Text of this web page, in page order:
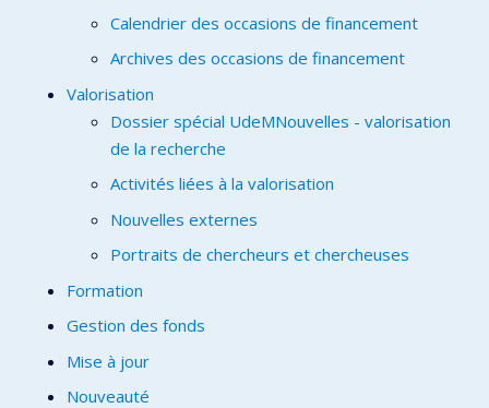
Calendrier des occasions de financement
Archives des occasions de financement
Valorisation
Dossier spécial UdeMNouvelles - valorisation
de la recherche
Activités liées à la valorisation
Nouvelles externes
Portraits de chercheurs et chercheuses
Formation
Gestion des fonds
Mise à jour
Nouveauté